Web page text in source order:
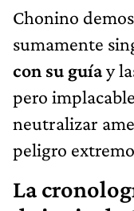
Chonino
sumamente
con su guíay
pero
neutralizar
peligro
La